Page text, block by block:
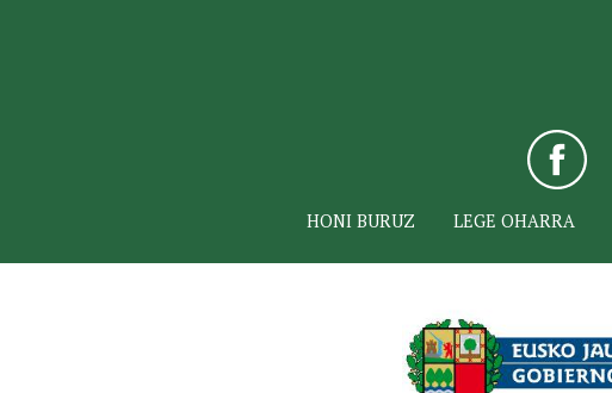
HONI BURUZ LEGE OHARRA